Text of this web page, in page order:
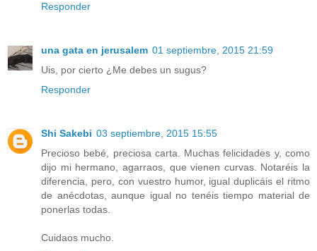
Responder
una gata en jerusalem 01 septiembre, 2015 21:59
Uis, por cierto ¿Me debes un sugus?
Responder
Shi Sakebi 03 septiembre, 2015 15:55
Precioso bebé, preciosa carta. Muchas felicidades y, como
dijo mi hermano, agarraos, que vienen curvas. Notaréis la
diferencia, pero, con vuestro humor, igual duplicáis el ritmo
de anécdotas, aunque igual no tenéis tiempo material de
ponerlas todas.
Cuidaos mucho.